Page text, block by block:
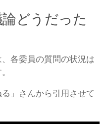
どうだった
各委員の質問の状況は
」さんから引用させて